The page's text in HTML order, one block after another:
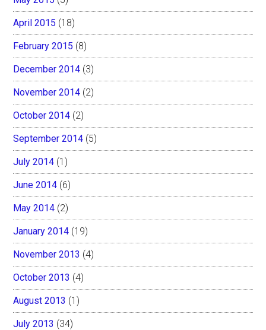
April 2015 (18)
February 2015 (8)
December 2014 (3)
November 2014 (2)
October 2014 (2)
September 2014 (5)
July 2014 (1)
June 2014 (6)
May 2014 (2)
January 2014 (19)
November 2013 (4)
October 2013 (4)
August 2013 (1)
July 2013 (34)